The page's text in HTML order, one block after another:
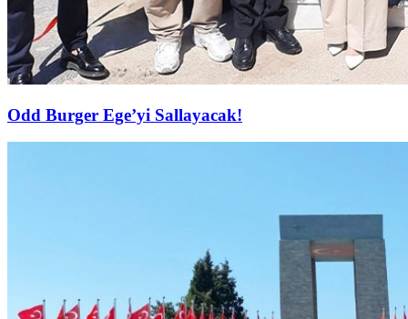
Odd Burger Ege’yi Sallayacak!